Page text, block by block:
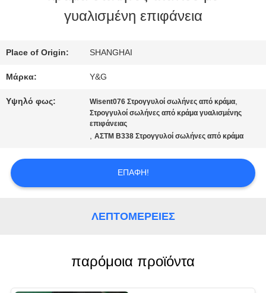
ΠΟΙΟΤΙΚΌΣ
ΈΛΕΓΧΟΣ
ΜΑΣ
ΕΠΑΦΉ
ΜΕ
γυαλισμένη επιφάνεια
Place of Origin: SHANGHAI
Μάρκα: Y&G
Υψηλό φως: Wisent076 Στρογγυλοί σωλήνες από κράμα,
Στρογγυλοί σωλήνες από κράμα γυαλισμένης
επιφάνειας
,ΑΣTM B338 Στρογγυλοί σωλήνες από κράμα
ΕΠΑΦΉ!
ΛΕΠΤΟΜΈΡΕΙΕΣ
παρόμοια προϊόντα